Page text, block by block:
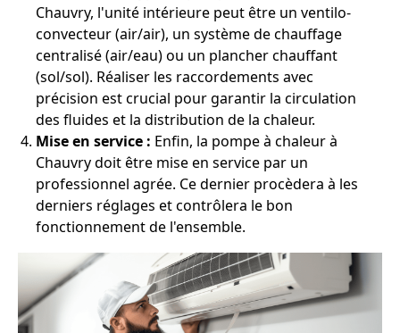
Chauvry, l'unité intérieure peut être un ventilo-
convecteur (air/air), un système de chauffage
centralisé (air/eau) ou un plancher chauffant
(sol/sol). Réaliser les raccordements avec
précision est crucial pour garantir la circulation
des fluides et la distribution de la chaleur.
Mise en service : Enfin, la pompe à chaleur à
Chauvry doit être mise en service par un
professionnel agrée. Ce dernier procèdera à les
derniers réglages et contrôlera le bon
fonctionnement de l'ensemble.